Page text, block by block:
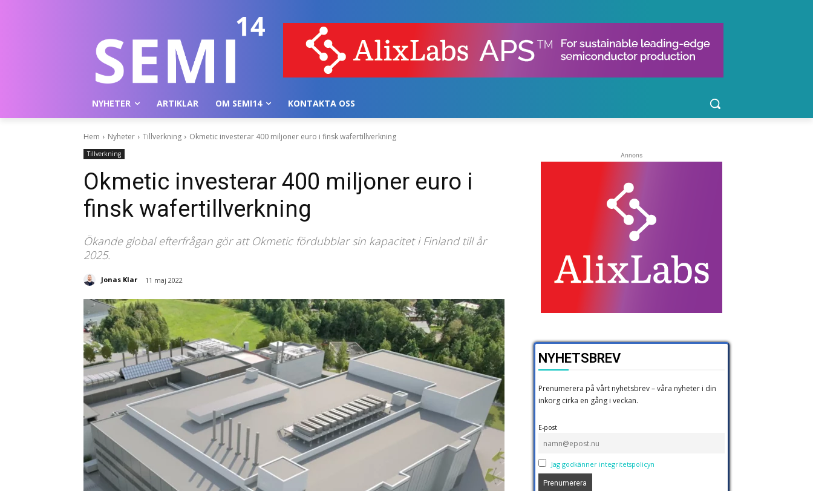
NYHETER ARTIKLAR OM SEMI14 KONTAKTA OSS
Hem Nyheter Tillverkning Okmetic investerar 400 miljoner euro i finsk wafertillverkning
Tillverkning
Okmetic investerar 400 miljoner euro i
finsk wafertillverkning
Ökande global efterfrågan gör att Okmetic fördubblar sin kapacitet i Finland till år
2025.
Jonas Klar 11 maj 2022
Annons
NYHETSBREV
Prenumerera på vårt nyhetsbrev – våra nyheter i din
inkorg cirka en gång i veckan.
E-post
Jag godkänner integritetspolicyn